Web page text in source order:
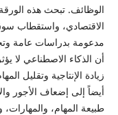
الوظائف. تبحث هذه
الاقتصادي، واستقطاب
مدعومة بدراسات عامة
أن الذكاء الاصطناعي لا
زيادة الإنتاجية وتقليل
أيضاً إلى إضعاف الأجور
طبيعة المهام،